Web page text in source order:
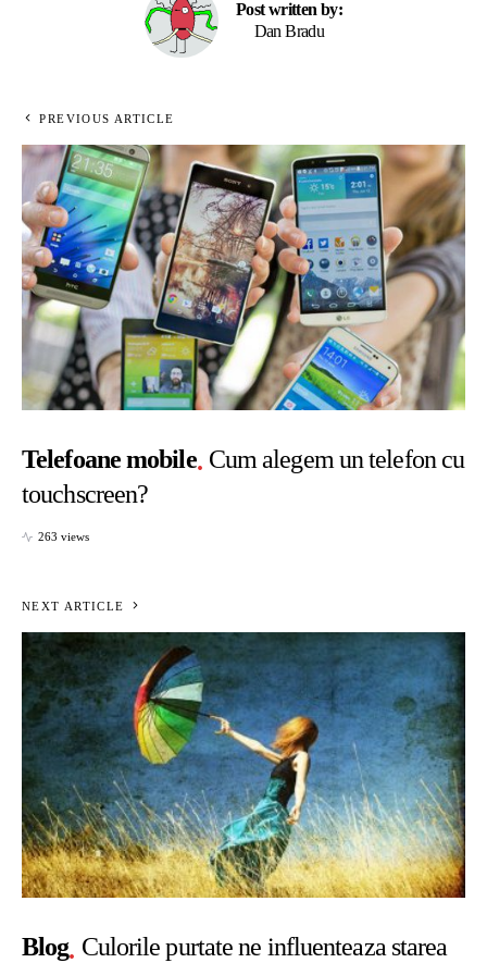
Post written by:
Dan Bradu
PREVIOUS ARTICLE
Telefoane mobile Cum alegem un telefon cu
touchscreen?
263 views
NEXT ARTICLE
Blog Culorile purtate ne influenteaza starea